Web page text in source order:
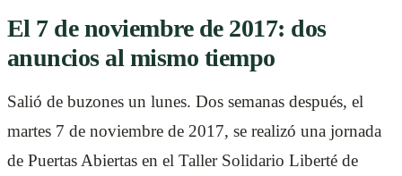
El 7 de noviembre de 2017: dos
anuncios al mismo tiempo
Salió de buzones un lunes. Dos semanas después, el
martes 7 de noviembre de 2017, se realizó una jornada
de Puertas Abiertas en el Taller Solidario Liberté de